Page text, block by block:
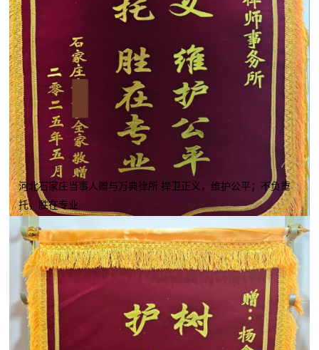
河北石家庄当事人赠与万典律所 捍卫正义，维护公平；不负重
托，胜在专业